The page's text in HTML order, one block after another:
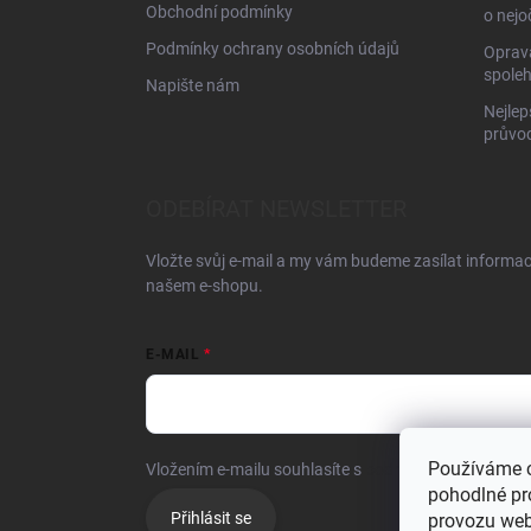
Používáme
pohodlné
provozu
Obchodní podmínky
Podmínky ochrany osobních údajů
Napište nám
o
Vložte svůj e-mail a my vám budeme zasílat
našem e-shopu.
E-MAIL
Vložením e-mailu souhlasíte s podmínkami ochrany
Přihlásit se